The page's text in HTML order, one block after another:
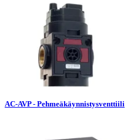
AC-AVP - Pehmeäkäynnistysventtiili